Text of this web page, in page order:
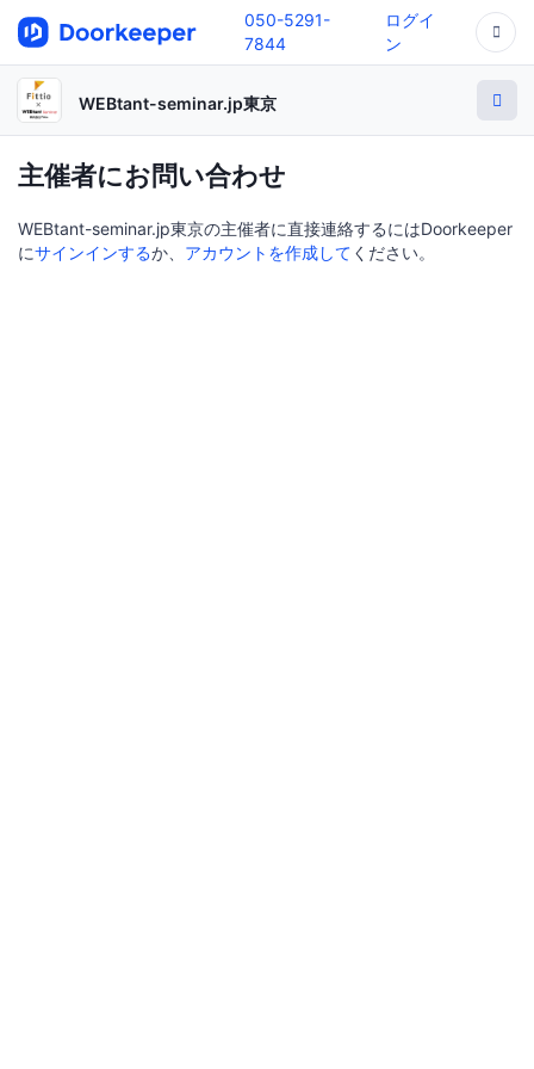
050-5291-
7844
ログイ
ン
WEBtant-seminar.jp東京
主催者にお問い合わせ
WEBtant-seminar.jp東京の主催者に直接連絡するにはDoorkeeper
にサインインするか、 アカウントを作成して ください。